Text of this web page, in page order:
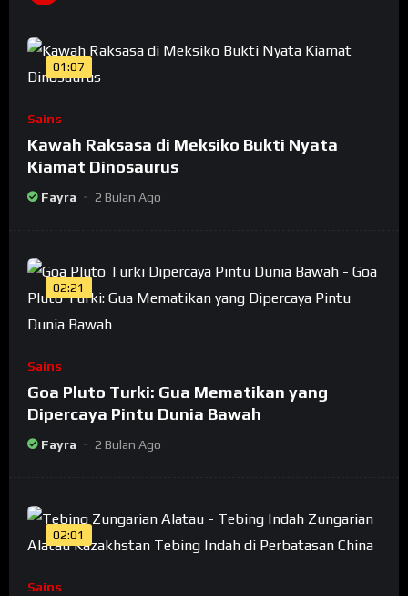
01:07
Sains
Kawah Raksasa di Meksiko Bukti Nyata
Kiamat Dinosaurus
Fayra 2 Bulan Ago
02:21
Sains
Goa Pluto Turki: Gua Mematikan yang
Dipercaya Pintu Dunia Bawah
Fayra 2 Bulan Ago
02:01
Sains